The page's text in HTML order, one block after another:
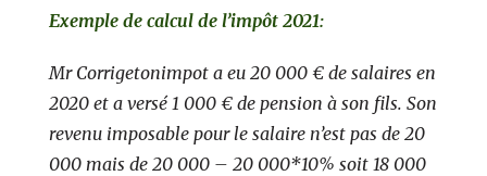
Exemple de calcul de l’impôt 2021:
Mr Corrigetonimpot a eu 20 000 € de salaires en
2020 et a versé 1 000 € de pension à son fils. Son
revenu imposable pour le salaire n’est pas de 20
000 mais de 20 000 – 20 000*10% soit 18 000